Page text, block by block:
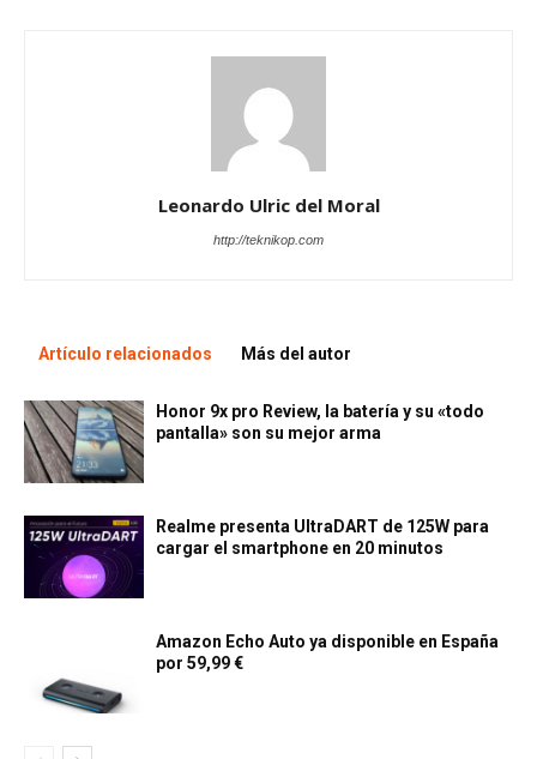
Leonardo Ulric del Moral
http://teknikop.com
Artículo relacionados Más del autor
Honor 9x pro Review, la batería y su «todo
pantalla» son su mejor arma
Realme presenta UltraDART de 125W para
cargar el smartphone en 20 minutos
Amazon Echo Auto ya disponible en España
por 59,99 €